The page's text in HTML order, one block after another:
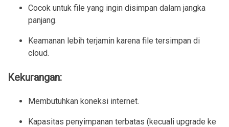
Cocok untuk file yang ingin disimpan dalam jangka
panjang.
Keamanan lebih terjamin karena file tersimpan di
cloud.
Kekurangan:
Membutuhkan koneksi internet.
Kapasitas penyimpanan terbatas (kecuali upgrade ke